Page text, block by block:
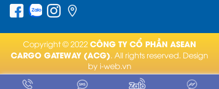
Copyright © 2022CÔNG TY CỔ PHẦN ASEAN
CARGO GATEWAY (ACG). All rights reserved. Design
by i-web.vn